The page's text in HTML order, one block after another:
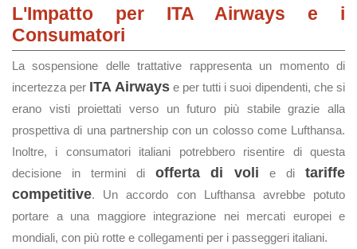
L'Impatto per ITA Airways e i
Consumatori
La sospensione delle trattative rappresenta un momento di
incertezza per ITA Airwayse per tutti i suoi dipendenti, che si
erano visti proiettati verso un futuro più stabile grazie alla
prospettiva di una partnership con un colosso come Lufthansa.
Inoltre, i consumatori italiani potrebbero risentire di questa
decisione in termini di offerta di voli e ditariffe
competitive. Un accordo con Lufthansa avrebbe potuto
portare a una maggiore integrazione nei mercati europei e
mondiali, con più rotte e collegamenti per i passeggeri italiani.